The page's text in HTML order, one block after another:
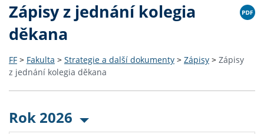
Zápisy z jednání kolegia
děkana
FF > Fakulta > Strategie a další dokumenty > Zápisy > Zápisy
z jednání kolegia děkana
Rok 2026